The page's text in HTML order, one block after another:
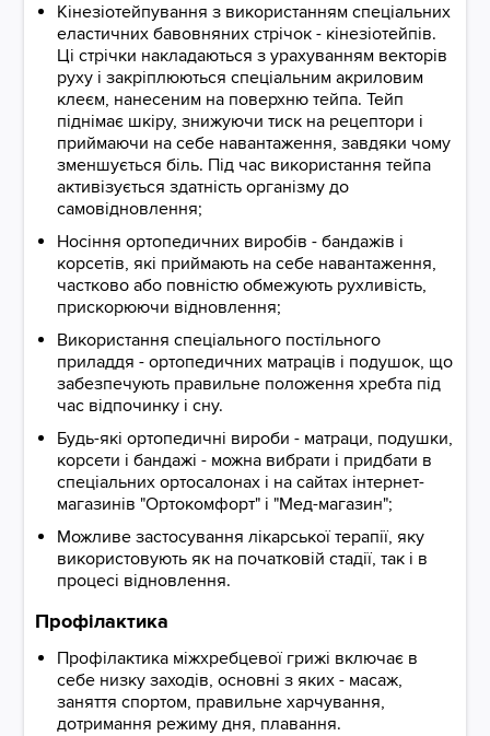
Кінезіотейпування з використанням спеціальних
еластичних бавовняних стрічок - кінезіотейпів.
Ці стрічки накладаються з урахуванням векторів
руху і закріплюються спеціальним акриловим
клеєм, нанесеним на поверхню тейпа. Тейп
піднімає шкіру, знижуючи тиск на рецептори і
приймаючи на себе навантаження, завдяки чому
зменшується біль. Під час використання тейпа
активізується здатність організму до
самовідновлення;
Носіння ортопедичних виробів - бандажів і
корсетів, які приймають на себе навантаження,
частково або повністю обмежують рухливість,
прискорюючи відновлення;
Використання спеціального постільного
приладдя - ортопедичних матраців і подушок, що
забезпечують правильне положення хребта під
час відпочинку і сну.
Будь-які ортопедичні вироби - матраци, подушки,
корсети і бандажі - можна вибрати і придбати в
спеціальних ортосалонах і на сайтах інтернет-
магазинів "Ортокомфорт" і "Мед-магазин";
Можливе застосування лікарської терапії, яку
використовують як на початковій стадії, так і в
процесі відновлення.
Профілактика
Профілактика міжхребцевої грижі включає в
себе низку заходів, основні з яких - масаж,
заняття спортом, правильне харчування,
дотримання режиму дня, плавання.